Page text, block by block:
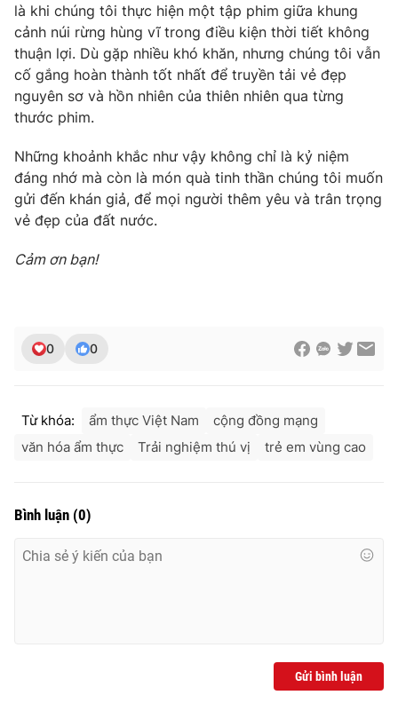
là khi chúng tôi thực hiện một tập phim giữa khung
cảnh núi rừng hùng vĩ trong điều kiện thời tiết không
thuận lợi. Dù gặp nhiều khó khăn, nhưng chúng tôi vẫn
cố gắng hoàn thành tốt nhất để truyền tải vẻ đẹp
nguyên sơ và hồn nhiên của thiên nhiên qua từng
thước phim.
Những khoảnh khắc như vậy không chỉ là kỷ niệm
đáng nhớ mà còn là món quà tinh thần chúng tôi muốn
gửi đến khán giả, để mọi người thêm yêu và trân trọng
vẻ đẹp của đất nước.
Cảm ơn bạn!
0 0
Từ khóa: ẩm thực Việt Nam
cộng đồng mạng
văn hóa ẩm thực
Trải nghiệm thú vị trẻ em vùng cao
Bình luận (0)
Gửi bình luận